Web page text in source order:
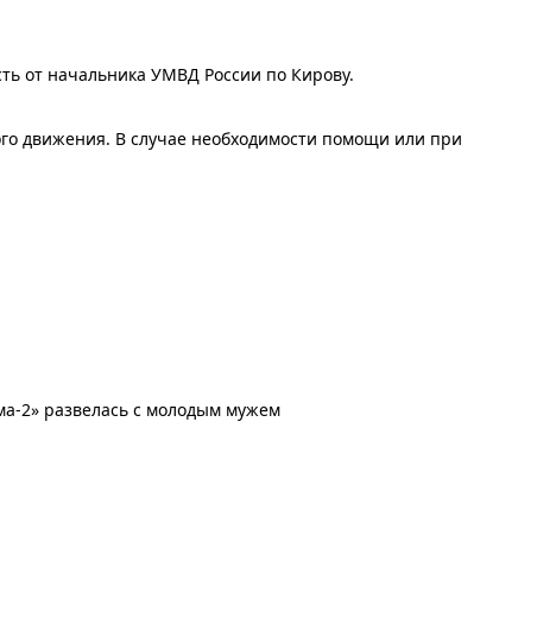
от начальника УМВД России по Кирову.
движения. В случае необходимости помощи или при
2» развелась с молодым мужем